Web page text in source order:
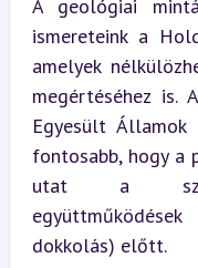
A geológiai
ismereteink a
amelyek
megértéséhez is.
Egyesült Államok
fontosabb, hogy a
utat a
dokkolás) előtt.